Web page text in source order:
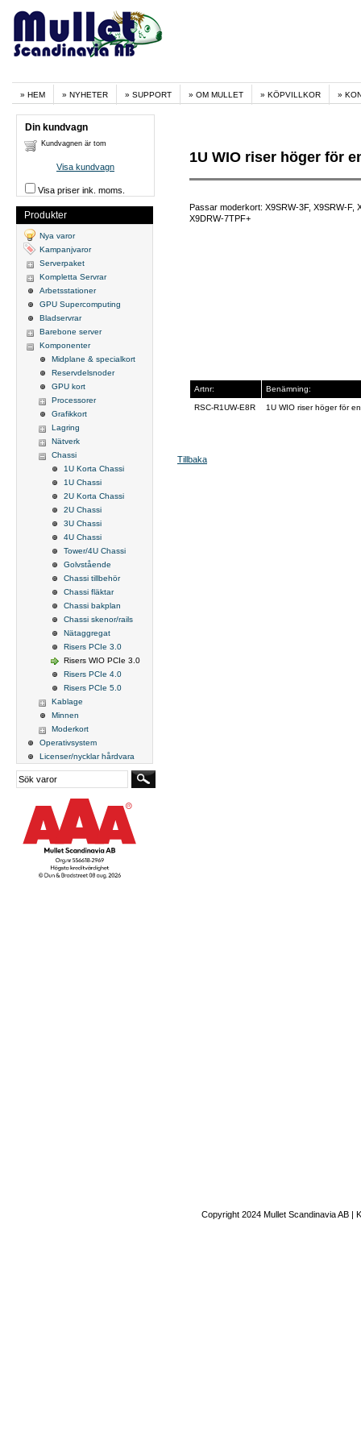
HEM NYHETER SUPPORT OM MULLET KÖPVILLKOR
1U WIO riser höger för
Passar moderkort: X9SRW-3F, X9SRW-F,
X9DRW-7TPF+
Artnr: Benämning:
RSC-R1UW-E8R 1U WIO riser höger för
Tillbaka
Din kundvagn
Kundvagnen är tom
Visa kundvagn
Visa priser ink. moms.
Produkter
Nya varor
Kampanjvaror
Serverpaket
Kompletta Servrar
Arbetsstationer
GPU Supercomputing
Bladservrar
Barebone server
Komponenter
Midplane & specialkort
Reservdelsnoder
GPU kort
Processorer
Grafikkort
Lagring
Nätverk
Chassi
1U Korta Chassi
1U Chassi
2U Korta Chassi
2U Chassi
3U Chassi
4U Chassi
Tower/4U Chassi
Golvstående
Chassi tillbehör
Chassi fläktar
Chassi bakplan
Chassi skenor/rails
Nätaggregat
Risers PCIe 3.0
Risers WIO PCIe 3.0
Risers PCIe 4.0
Risers PCIe 5.0
Kablage
Minnen
Moderkort
Operativsystem
Licenser/nycklar hårdvara
Copyright 2024 Mullet Scandinavia AB |